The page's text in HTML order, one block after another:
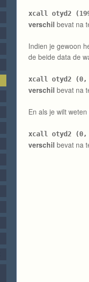
xcall otyd2
verschil bevat na
Indien je gewoon
de beide data de
xcall otyd2 (0,
verschil bevat na
En als je wilt
xcall otyd2 (0,
verschil bevat na